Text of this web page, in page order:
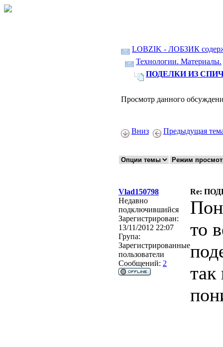
LOBZIK - ЛОБЗИК
Технологии. Материалы.
ПОДЕЛКИ ИЗ
Просмотр данного
Вниз Предыдущая
Vlad150798
Re:
Недавно
подключившийся
Зарегистрирован:
13/11/2012 22:07
Група:
Зарегистрированные
пользователи
Сообщений: 2
то
так